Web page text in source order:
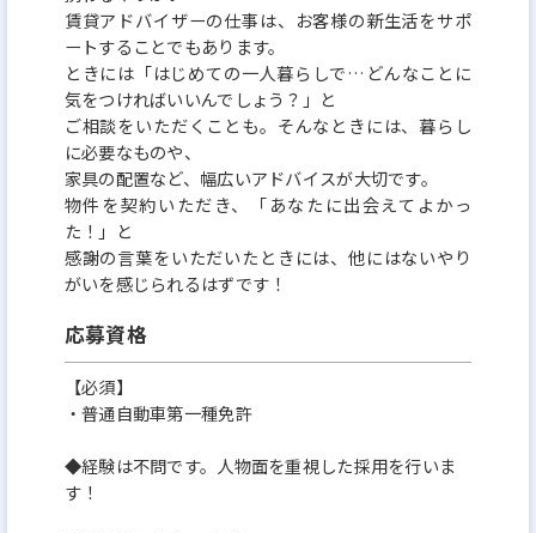
賃貸アドバイザーの仕事は、お客様の新生活をサポ
ートすることでもあります。
ときには「はじめての一人暮らしで…どんなことに
気をつければいいんでしょう？」と
ご相談をいただくことも。そんなときには、暮らし
に必要なものや、
家具の配置など、幅広いアドバイスが大切です。
物件を契約いただき、「あなたに出会えてよかっ
た！」と
感謝の言葉をいただいたときには、他にはないやり
がいを感じられるはずです！
応募資格
【必須】
・普通自動車第一種免許
◆経験は不問です。人物面を重視した採用を行いま
す！